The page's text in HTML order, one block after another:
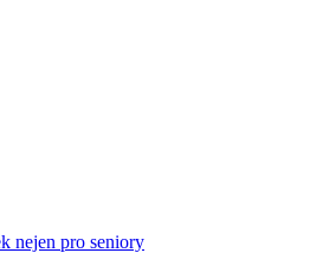
nejen pro seniory